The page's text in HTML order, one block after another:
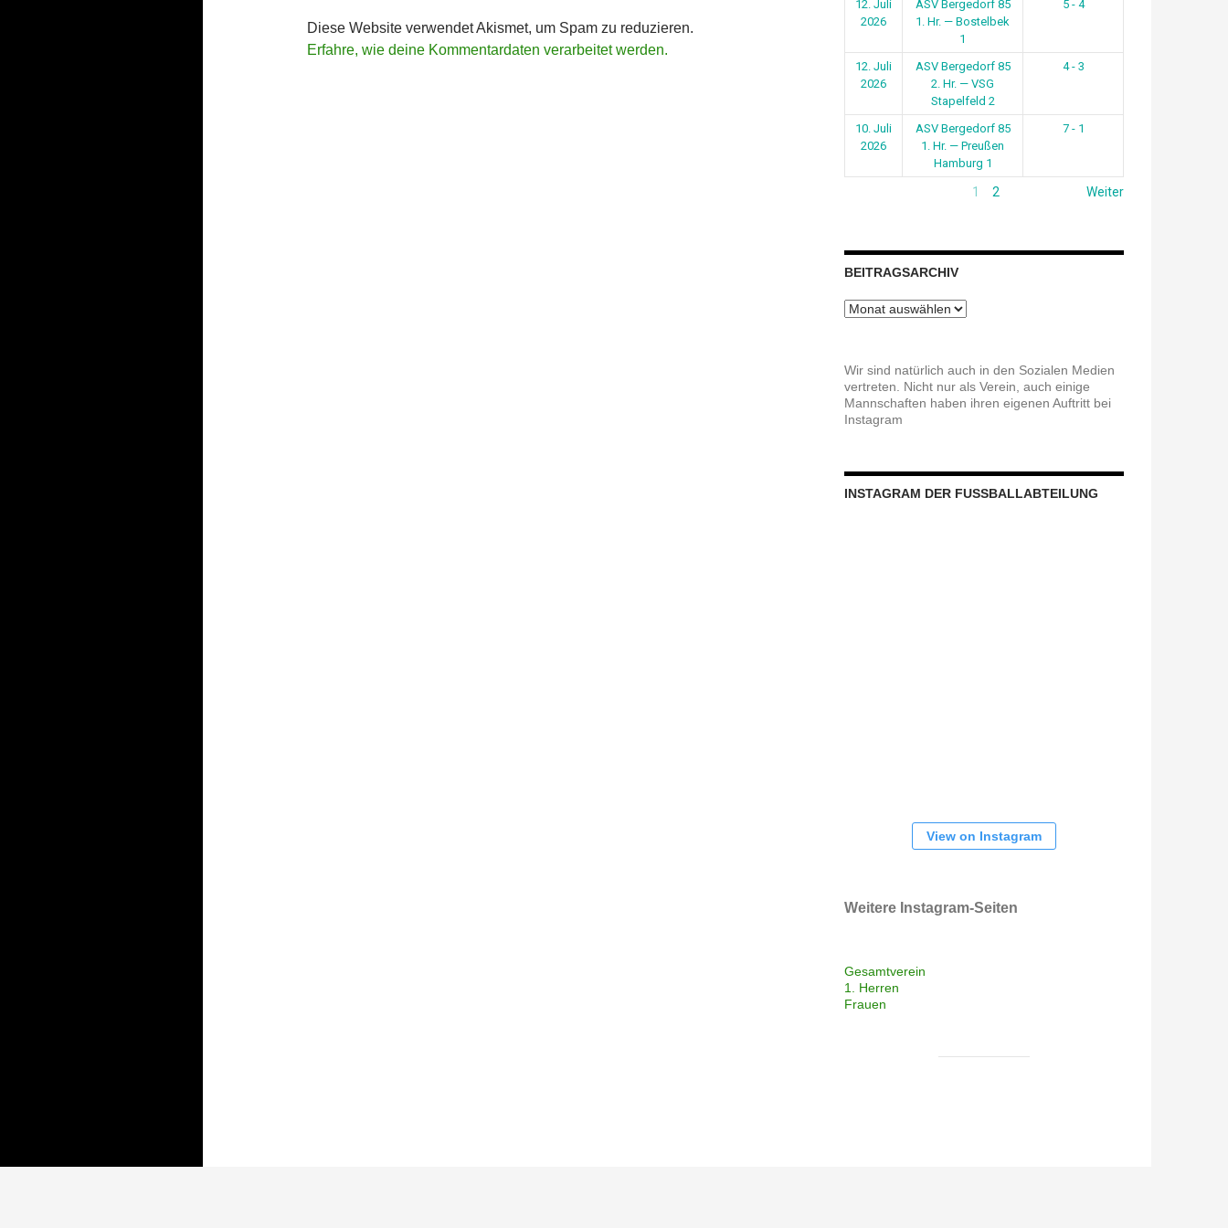
Diese Website verwendet Akismet, um Spam zu reduzieren.
Erfahre, wie deine Kommentardaten verarbeitet werden.
12. Juli
2026
ASV Bergedorf 85
1. Hr. — Bostelbek
1
5 - 4
12. Juli
2026
ASV Bergedorf 85
2. Hr. — VSG
Stapelfeld 2
4 - 3
10. Juli
2026
ASV Bergedorf 85
1. Hr. — Preußen
Hamburg 1
7 - 1
1 2 Weiter
BEITRAGSARCHIV
Beitragsarchiv
Wir sind natürlich auch in den Sozialen Medien
vertreten. Nicht nur als Verein, auch einige
Mannschaften haben ihren eigenen Auftritt bei
Instagram
INSTAGRAM DER FUSSBALLABTEILUNG
View on Instagram
Weitere Instagram-Seiten
Gesamtverein
1. Herren
Frauen